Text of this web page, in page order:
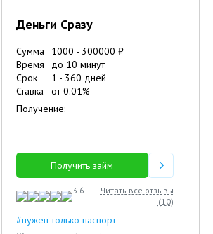
Деньги Сразу
Сумма 1000 - 300000 ₽
Время
до 10 минут
Срок
1 - 360 дней
Ставка
от0.01%
Получение:
Получить займ
3.6
Читать все отзывы
(10)
#нужен только паспорт